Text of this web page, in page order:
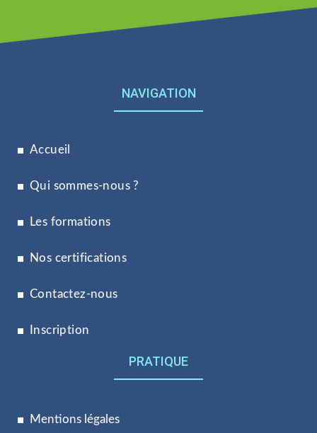
NAVIGATION
Accueil
Qui sommes-nous ?
Les formations
Nos certifications
Contactez-nous
Inscription
PRATIQUE
Mentions légales